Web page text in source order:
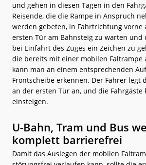
und gehen in diesen Tagen in den
Reisende, die die Rampe in Anspruch
werden gebeten, in Fahrtrichtung vorne
ersten Tür am Bahnsteig zu warten und
bei Einfahrt des Zuges ein Zeichen zu
die bereits mit einer mobilen Faltrampe
kann man an einem entsprechenden
Frontscheibe erkennen. Der Fahrer legt
an der ersten Tür an, und die Fahrgäste
einsteigen.
U-Bahn, Tram und Bus
komplett barrierefrei
Damit das Auslegen der mobilen